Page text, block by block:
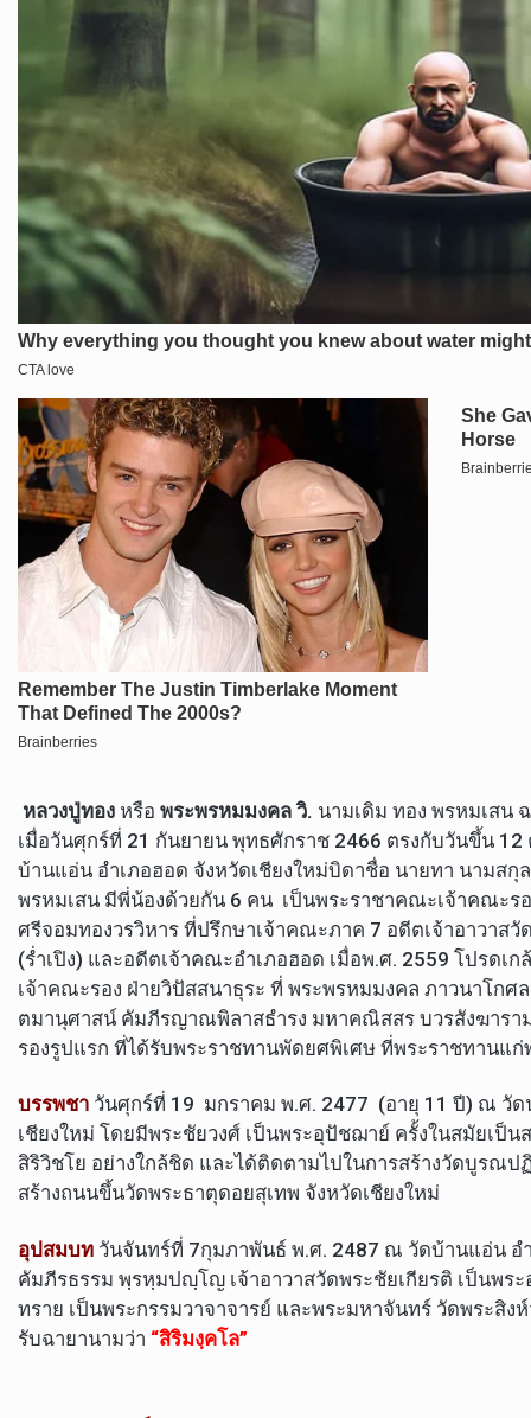
หลวงปู่ทอง หรือ พระพรหมมงคล วิ. นามเดิม ทอง พรหมเสน
เมื่อวันศุกร์ที่ 21 กันยายน พุทธศักราช 2466 ตรงกับวันขึ้น
บ้านแอ่น อำเภอฮอด จังหวัดเชียงใหม่บิดาชื่อ นายทา นามส
พรหมเสน มีพี่น้องด้วยกัน 6 คน เป็นพระราชาคณะเจ้าคณะร
ศรีจอมทองวรวิหาร ที่ปรึกษาเจ้าคณะภาค 7 อดีตเจ้าอาวาสวั
(ร่ำเปิง) และอดีตเจ้าคณะอำเภอฮอด เมื่อพ.ศ. 2559 โปรด
เจ้าคณะรอง ฝ่ายวิปัสสนาธุระ ที่ พระพรหมมงคล ภาวนาโก
ตมานุศาสน์ คัมภีรญาณพิลาสธำรง มหาคณิสสร บวรสังฆารา
รองรูปแรก ที่ได้รับพระราชทานพัดยศพิเศษ ที่พระราชทานแ
บรรพชา วันศุกร์ที่ 19 มกราคม พ.ศ. 2477 (อายุ 11 ปี) ณ วั
เชียงใหม่ โดยมีพระชัยวงศ์ เป็นพระอุปัชฌาย์ ครั้งในสมัยเป็
สิริวิชโย อย่างใกล้ชิด และได้ติดตามไปในการสร้างวัดบูรณ
สร้างถนนขึ้นวัดพระธาตุดอยสุเทพ จังหวัดเชียงใหม่
อุปสมบท วันจันทร์ที่ 7กุมภาพันธ์ พ.ศ. 2487 ณ วัดบ้านแอ่น อ
คัมภีรธรรม พฺรหฺมปญฺโญ เจ้าอาวาสวัดพระชัยเกียรติ เป็นพ
ทราย เป็นพระกรรมวาจาจารย์ และพระมหาจันทร์ วัดพระสิง
รับฉายานามว่า “สิริมงฺคโล”